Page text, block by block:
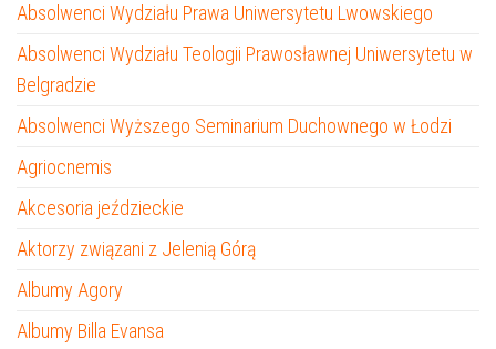
Absolwenci Wydziału Prawa Uniwersytetu Lwowskiego
Absolwenci Wydziału Teologii Prawosławnej Uniwersytetu w
Belgradzie
Absolwenci Wyższego Seminarium Duchownego w Łodzi
Agriocnemis
Akcesoria jeździeckie
Aktorzy związani z Jelenią Górą
Albumy Agory
Albumy Billa Evansa